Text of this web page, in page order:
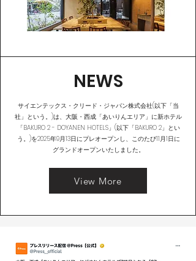
​NEWS
サイエンテックス・クリード・ジャパン株式会社(以下「当
社」という。)は、大阪・西成「あいりんエリア」に新ホテル
「BAKURO 2 - DOYANEN HOTELS」(以下「BAKURO 2」とい
う。)を2025年9月13日にプレオープンし、このたび11月1日に
グランドオープンいたしました。
View More